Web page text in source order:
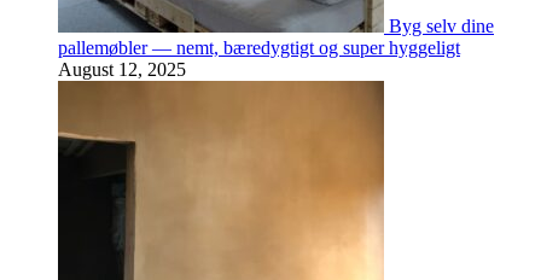
Byg selv dine
pallemøbler — nemt, bæredygtigt og super hyggeligt
August 12, 2025